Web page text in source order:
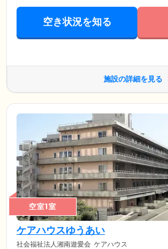
空き状況を知る
施設の詳細を見る
空室1室
ケアハウスゆうあい
社会福祉法人湘南遊愛会 ケアハウス